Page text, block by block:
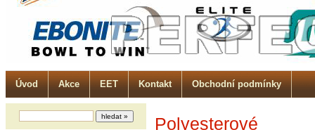
Úvod Akce EET Kontakt Obchodní podmínky
Polyesterové